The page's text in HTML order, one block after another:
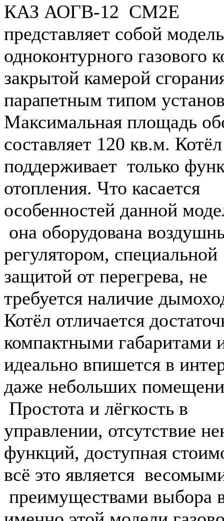
КАЗ АОГВ-12 СМ2Е
представляет собой модель
одноконтурного газового
закрытой камерой
парапетным типом
Максимальная площадь
составляет 120 кв.м. Котёл
поддерживает только
отопления. Что касается
особенностей данной
она оборудована
регулятором, специальной
защитой от перегрева, не
требуется наличие
Котёл отличается
компактными габаритами
идеально впишется в
даже небольших
Простота и лёгкость в
управлении, отсутствие
функций, доступная
всё это является
преимуществами выбора